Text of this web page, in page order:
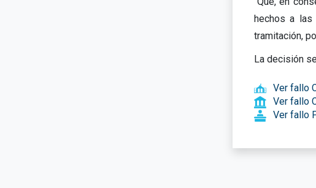
hechos a
tramitación,
La decisión
Ver fallo
Ver fallo
Ver fallo